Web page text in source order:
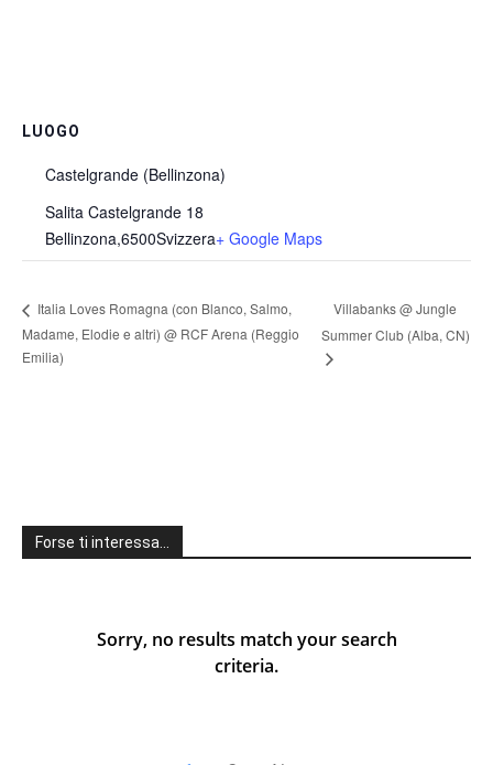
LUOGO
Castelgrande (Bellinzona)
Salita Castelgrande 18
Bellinzona,6500Svizzera+ Google Maps
Italia Loves Romagna (con Blanco, Salmo,
Madame, Elodie e altri) @ RCF Arena (Reggio
Emilia)
Villabanks @ Jungle
Summer Club (Alba, CN)
Forse ti interessa…
Sorry, no results match your search
criteria.